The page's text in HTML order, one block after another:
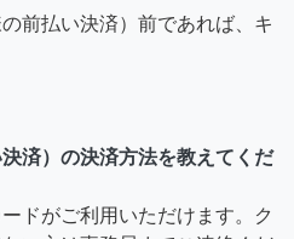
前払い決済）前であれば、キ
済）の決済方法を教えてくだ
ドがご利用いただけます。ク